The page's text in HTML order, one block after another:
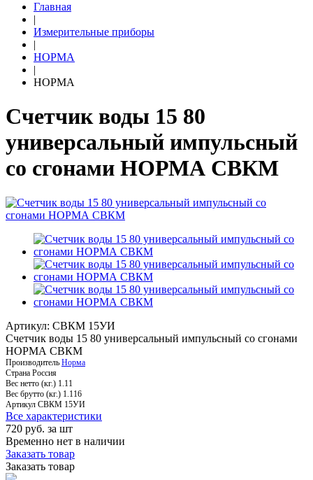
Главная
|
Измерительные приборы
|
НОРМА
|
НОРМА
Счетчик воды 15 80
универсальный импульсный
со сгонами НОРМА СВКМ
Артикул: СВКМ 15УИ
Счетчик воды 15 80 универсальный импульсный со сгонами
НОРМА СВКМ
Производитель Норма
Страна Россия
Вес нетто (кг.) 1.11
Вес брутто (кг.) 1.116
Артикул СВКМ 15УИ
Все характеристики
720 руб. за шт
Временно нет в наличии
Заказать товар
Заказать товар